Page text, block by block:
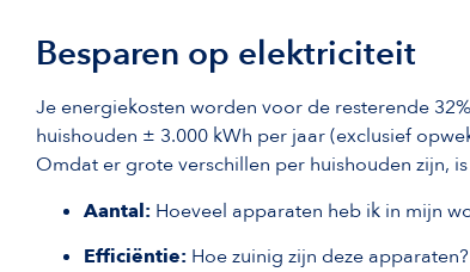
Besparen op elektriciteit
Je energiekosten worden voor de resterende
huishouden ± 3.000 kWh per jaar (exclusief
Omdat er grote verschillen per huishouden zijn,
Aantal: Hoeveel apparaten heb ik in mijn
Efficiëntie: Hoe zuinig zijn deze apparaten?